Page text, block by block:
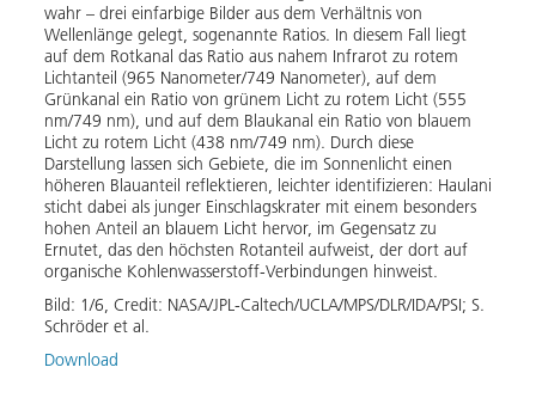
wahr – drei einfarbige Bilder aus dem Verhältnis von
Wellenlänge gelegt, sogenannte Ratios. In diesem Fall liegt
auf dem Rotkanal das Ratio aus nahem Infrarot zu rotem
Lichtanteil (965 Nanometer/749 Nanometer), auf dem
Grünkanal ein Ratio von grünem Licht zu rotem Licht (555
nm/749 nm), und auf dem Blaukanal ein Ratio von blauem
Licht zu rotem Licht (438 nm/749 nm). Durch diese
Darstellung lassen sich Gebiete, die im Sonnenlicht einen
höheren Blauanteil reflektieren, leichter identifizieren: Haulani
sticht dabei als junger Einschlagskrater mit einem besonders
hohen Anteil an blauem Licht hervor, im Gegensatz zu
Ernutet, das den höchsten Rotanteil aufweist, der dort auf
organische Kohlenwasserstoff-Verbindungen hinweist.
Bild: 1/6, Credit: NASA/JPL-Caltech/UCLA/MPS/DLR/IDA/PSI; S.
Schröder et al.
Download